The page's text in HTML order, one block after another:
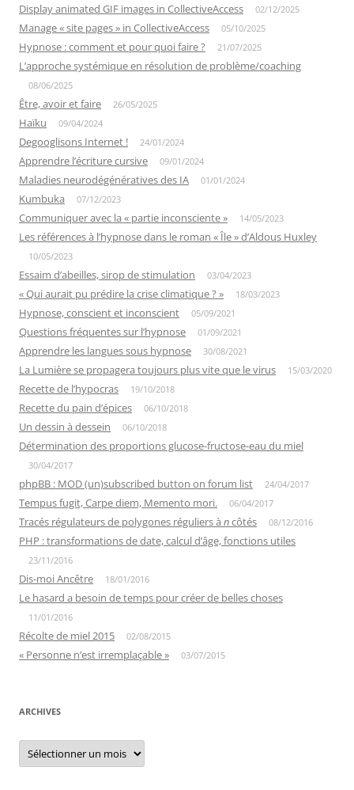
Display animated GIF images in CollectiveAccess 02/12/2025
Manage « site pages » in CollectiveAccess 05/10/2025
Hypnose : comment et pour quoi faire ? 21/07/2025
L’approche systémique en résolution de problème/coaching
08/06/2025
Être, avoir et faire 26/05/2025
Haïku 09/04/2024
Degooglisons Internet ! 24/01/2024
Apprendre l’écriture cursive 09/01/2024
Maladies neurodégénératives des IA 01/01/2024
Kumbuka 07/12/2023
Communiquer avec la « partie inconsciente » 14/05/2023
Les références à l’hypnose dans le roman « Île » d’Aldous Huxley
10/05/2023
Essaim d’abeilles, sirop de stimulation 03/04/2023
« Qui aurait pu prédire la crise climatique ? » 18/03/2023
Hypnose, conscient et inconscient 05/09/2021
Questions fréquentes sur l’hypnose 01/09/2021
Apprendre les langues sous hypnose 30/08/2021
La Lumière se propagera toujours plus vite que le virus 15/03/2020
Recette de l’hypocras 19/10/2018
Recette du pain d’épices 06/10/2018
Un dessin à dessein 06/10/2018
Détermination des proportions glucose-fructose-eau du miel
30/04/2017
phpBB : MOD (un)subscribed button on forum list 24/04/2017
Tempus fugit, Carpe diem, Memento mori. 06/04/2017
Tracés régulateurs de polygones réguliers à ncôtés 08/12/2016
PHP : transformations de date, calcul d’âge, fonctions utiles
23/11/2016
Dis-moi Ancêtre 18/01/2016
Le hasard a besoin de temps pour créer de belles choses
11/01/2016
Récolte de miel 2015 02/08/2015
« Personne n’est irremplaçable » 03/07/2015
ARCHIVES
Archives